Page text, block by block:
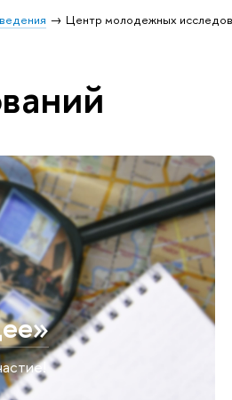
Центр молодежных